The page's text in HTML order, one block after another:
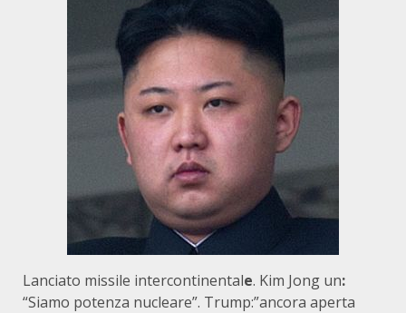
Lanciato missile intercontinentale. Kim Jong un:
“Siamo potenza nucleare”. Trump:”ancora aperta